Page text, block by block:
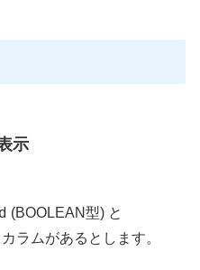
示
(BOOLEAN型) と
ラムがあるとします。